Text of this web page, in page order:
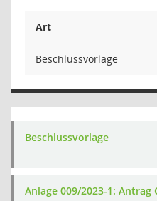
Art
Beschlussvorlage
Beschlussvorlage
Anlage 009/2023-1: Antrag